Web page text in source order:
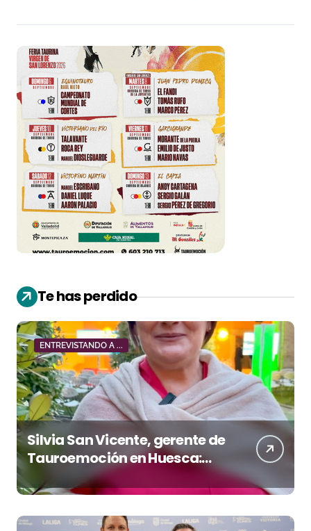
Te has perdido
ENTREVISTANDO A ...
Silvia San Vicente, gerente de
Tauroemoción en Huesca:
«Todas las figuras del toreo
quieren venir a esta feria»